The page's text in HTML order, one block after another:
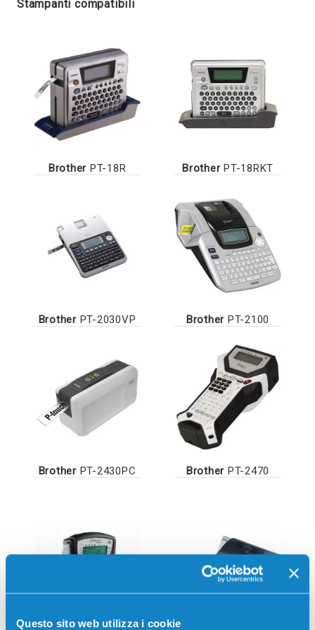
Questo sito web utilizza i cookie
Stampanti compatibili
Brother PT-18R BrotherPT-18RKT
BrotherPT-2030VP Brother PT-2100
BrotherPT-2430PC Brother PT-2470